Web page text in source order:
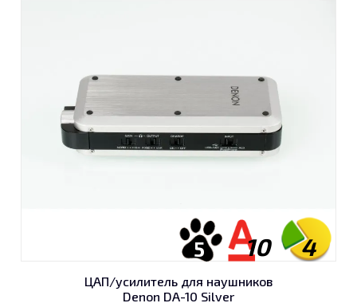
4
10
5
ЦАП/усилитель для наушников
Denon DA-10 Silver